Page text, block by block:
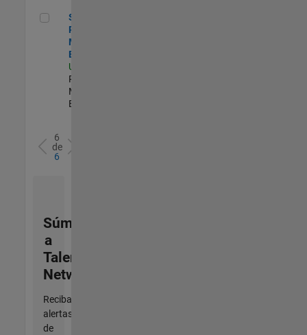
Senior Product Marketing Engineer
Senior
Product
Marketing
Engineer
US-MA-Natick
Product
Marketing |
Experimentado
6
de
6
Súmese
a
Talent
Network
Reciba
alertas
de